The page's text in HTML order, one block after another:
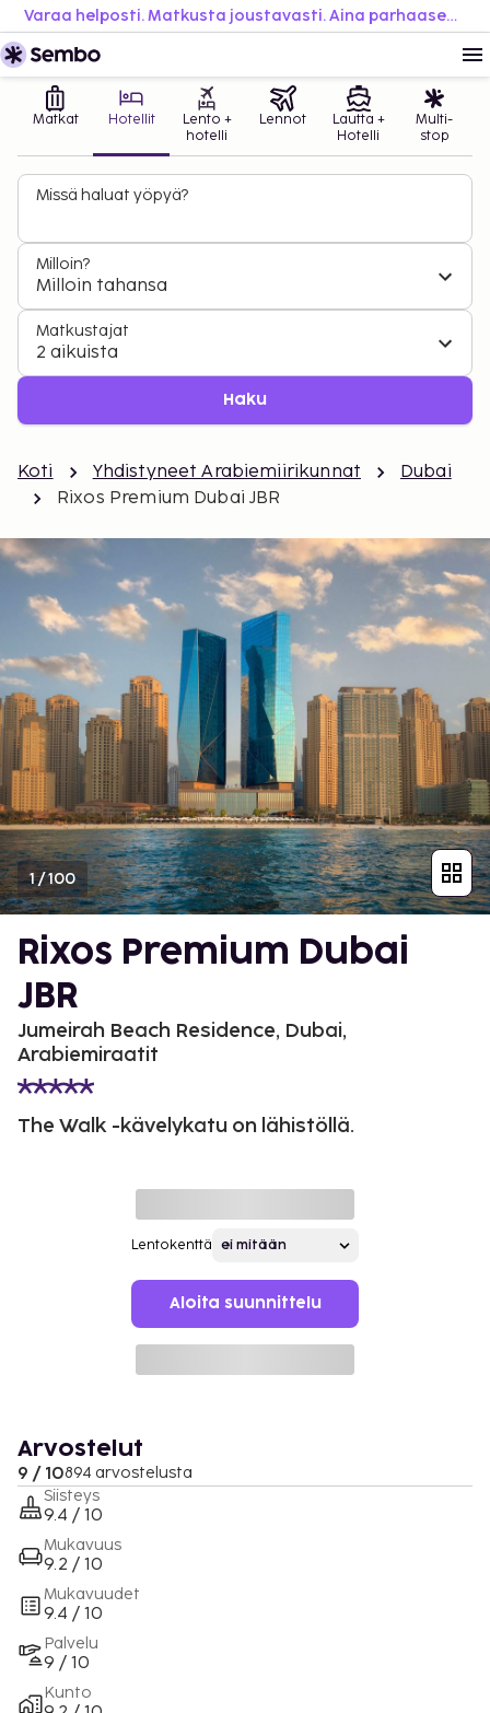
Varaa helposti. Matkusta joustavasti. Aina parhaaseen hintaan.
Matkat Hotellit
Lento +
hotelli
Lennot
Lautta +
Hotelli
Multi-
stop
Missä haluat yöpyä?
Milloin?
Milloin tahansa
Matkustajat
2 aikuista
Haku
Koti Yhdistyneet Arabiemiirikunnat
Dubai
Rixos Premium Dubai JBR
1/100
Rixos Premium Dubai
JBR
Jumeirah Beach Residence, Dubai,
Arabiemiraatit
The Walk -kävelykatu on lähistöllä.
Lentokenttä
Aloita suunnittelu
Arvostelut
9 / 10894 arvostelusta
Siisteys
9.4 / 10
Mukavuus
9.2 / 10
Mukavuudet
9.4 / 10
Palvelu
9 / 10
Kunto